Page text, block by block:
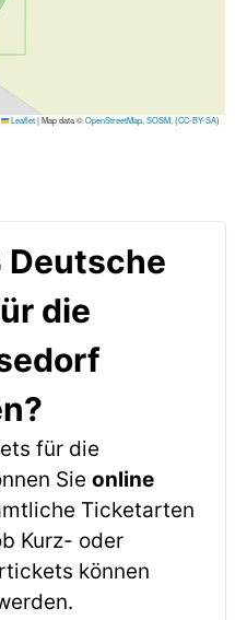
Leaflet|Map data ©OpenStreetMap ,SOSM , (CC-BY-SA)
Deutsche
die
für die
Sie online
Ticketarten
Kurz- oder
können